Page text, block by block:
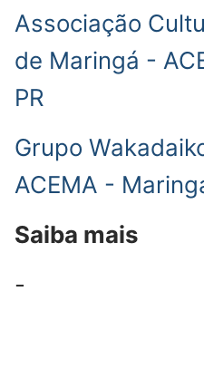
Associação
de Maringá -
PR
Grupo
ACEMA -
Saiba mais
-